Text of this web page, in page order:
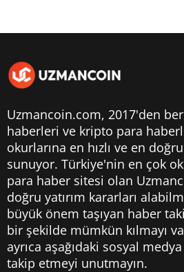
Uzmancoin.com, 2017'den
haberleri ve kripto para
okurlarına en hızlı ve en
sunuyor. Türkiye'nin en çok
para haber sitesi olan
doğru yatırım kararları
büyük önem taşıyan haber
bir şekilde mümkün kılmayı
ayrıca aşağıdaki sosyal
takip etmeyi unutmayın.